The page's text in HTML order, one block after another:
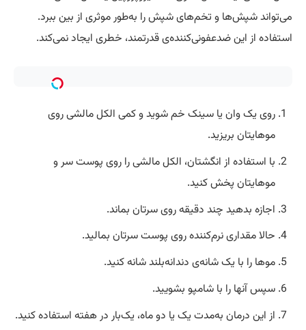
می‌تواند شپش‌ها و تخم‌های شپش را به‌طور موثری از بین ببرد.
استفاده از این ضدعفونی‌کننده‌ی قدرتمند، خطری ایجاد نمی‌کند.
روی یک وان یا سینک خم شوید و کمی الکل مالشی روی
موهایتان بریزید.
با استفاده از انگشتان، الکل مالشی را روی پوست سر و
موهایتان پخش کنید.
اجازه بدهید چند دقیقه روی سرتان بماند.
حالا مقداری نرم‌کننده روی پوست سرتان بمالید.
موها را با یک شانه‌ی دندانه‌بلند شانه کنید.
سپس آنها را با شامپو بشویید.
از این درمان به‌مدت یک یا دو ماه، یک‌بار در هفته استفاده کنید.